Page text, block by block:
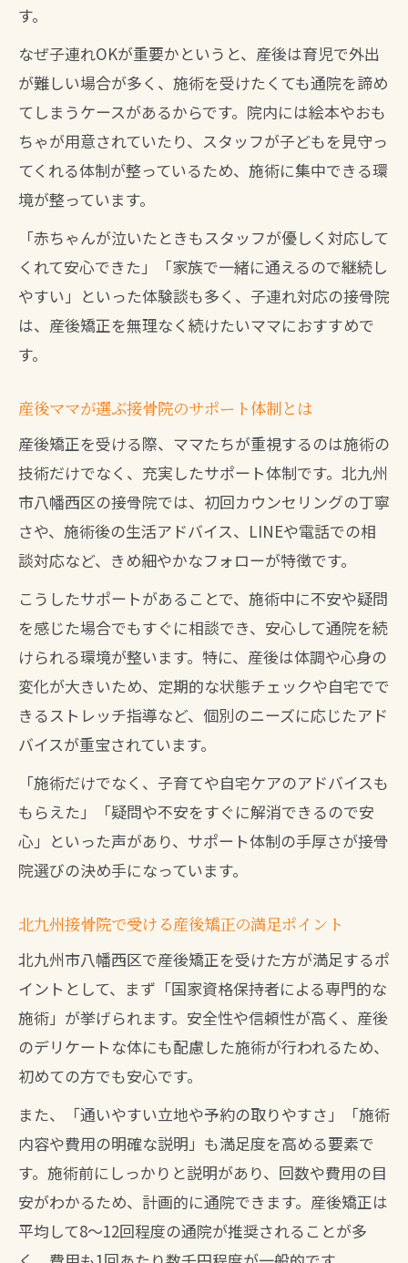
す。
なぜ子連れOKが重要かというと、産後は育児で外出
が難しい場合が多く、施術を受けたくても通院を諦め
てしまうケースがあるからです。院内には絵本やおも
ちゃが用意されていたり、スタッフが子どもを見守っ
てくれる体制が整っているため、施術に集中できる環
境が整っています。
「赤ちゃんが泣いたときもスタッフが優しく対応して
くれて安心できた」「家族で一緒に通えるので継続し
やすい」といった体験談も多く、子連れ対応の接骨院
は、産後矯正を無理なく続けたいママにおすすめで
す。
産後ママが選ぶ接骨院のサポート体制とは
産後矯正を受ける際、ママたちが重視するのは施術の
技術だけでなく、充実したサポート体制です。北九州
市八幡西区の接骨院では、初回カウンセリングの丁寧
さや、施術後の生活アドバイス、LINEや電話での相
談対応など、きめ細やかなフォローが特徴です。
こうしたサポートがあることで、施術中に不安や疑問
を感じた場合でもすぐに相談でき、安心して通院を続
けられる環境が整います。特に、産後は体調や心身の
変化が大きいため、定期的な状態チェックや自宅でで
きるストレッチ指導など、個別のニーズに応じたアド
バイスが重宝されています。
「施術だけでなく、子育てや自宅ケアのアドバイスも
もらえた」「疑問や不安をすぐに解消できるので安
心」といった声があり、サポート体制の手厚さが接骨
院選びの決め手になっています。
北九州接骨院で受ける産後矯正の満足ポイント
北九州市八幡西区で産後矯正を受けた方が満足するポ
イントとして、まず「国家資格保持者による専門的な
施術」が挙げられます。安全性や信頼性が高く、産後
のデリケートな体にも配慮した施術が行われるため、
初めての方でも安心です。
また、「通いやすい立地や予約の取りやすさ」「施術
内容や費用の明確な説明」も満足度を高める要素で
す。施術前にしっかりと説明があり、回数や費用の目
安がわかるため、計画的に通院できます。産後矯正は
平均して8～12回程度の通院が推奨されることが多